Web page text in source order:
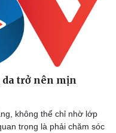
trở nên mịn
không thể chỉ nhờ lớp
trọng là phải chăm sóc